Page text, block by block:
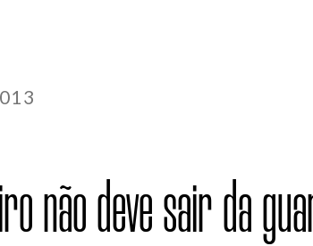
não deve sair da